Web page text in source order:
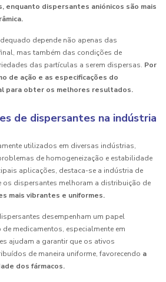
enquanto dispersantes aniónicos são mais
depende não apenas das
mas também das condições de
das partículas a serem dispersas. Por
de ação e as especificações do
para obter os melhores resultados.
de dispersantes na indústria
utilizados em diversas indústrias,
de homogeneização e estabilidade
aplicações, destaca-se a indústria de
os dispersantes melhoram a distribuição de
mais vibrantes e uniformes.
desempenham um papel
medicamentos, especialmente em
ajudam a garantir que os ativos
de maneira uniforme, favorecendo a
dos fármacos.